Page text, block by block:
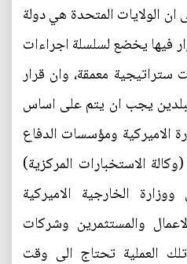
الولايات المتحدة هي دولة
فيها يخضع لسلسلة اجراءات
ستراتيجية معمقة، وان قرار
يجب ان يتم على اساس
الاميركية ومؤسسات الدفاع
الاستخبارات المركزية)
الخارجية الاميركية
والمستثمرين وشركات
العملية تحتاج الى وقت